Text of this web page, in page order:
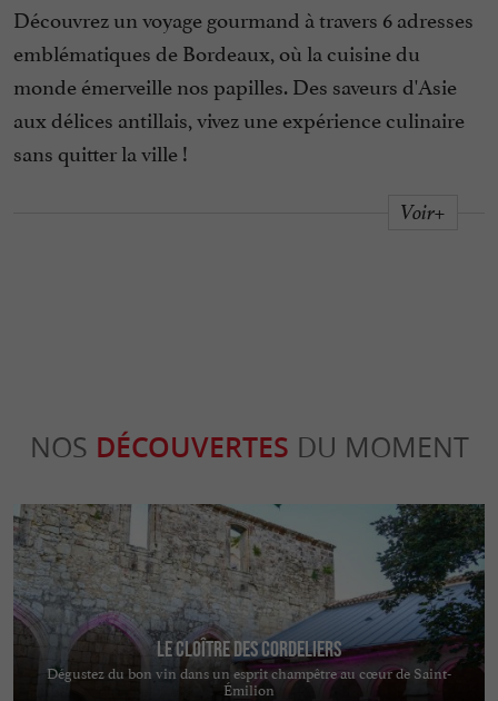
Découvrez un voyage gourmand à travers 6 adresses
emblématiques de Bordeaux, où la cuisine du
monde émerveille nos papilles. Des saveurs d'Asie
aux délices antillais, vivez une expérience culinaire
sans quitter la ville !
Voir+
NOS DÉCOUVERTES DU MOMENT
Le Cloître des Cordeliers
Dégustez du bon vin dans un esprit champêtre au cœur de Saint-
Émilion